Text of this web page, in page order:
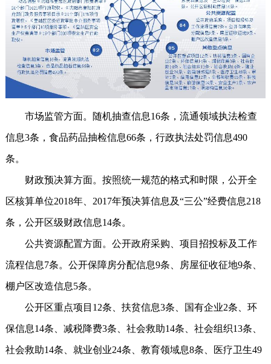
市场监管方面。随机抽查信息16条，流通领域执法检查
信息3条，食品药品抽检信息66条，行政执法处罚信息490
条。
财政预决算方面。按照统一规范的格式和时限，公开全
区核算单位2018年、2017年预决算信息及“三公”经费信息218
条，公开区级财政信息14条。
公共资源配置方面。公开政府采购、项目招投标及工作
流程信息7条。公开保障房分配信息9条、房屋征收征地9条、
棚户区改造信息5条。
公开区重点项目12条、扶贫信息3条、国有企业2条、环
保信息14条、减税降费3条、社会救助14条、社会组织13条、
社会救助14条、就业创业24条、教育领域息8条、医疗卫生49